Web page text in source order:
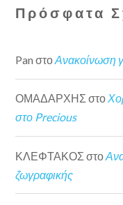
Πρόσφατα
Pan στοΑνακοίνωση
ΟΜΑΔΑΡΧΗΣ στο
στο Precious
ΚΛΕΦΤΑΚΟΣ στο
ζωγραφικής